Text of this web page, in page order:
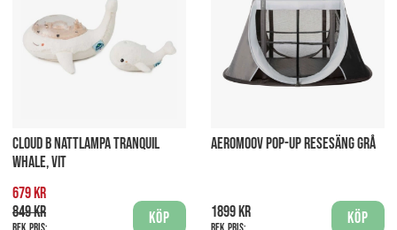
CLOUD B NATTLAMPA TRANQUIL
WHALE, VIT
679 kr
849 kr
Köp
AEROMOOV POP-UP RESESÄNG GRÅ
1899 kr Köp